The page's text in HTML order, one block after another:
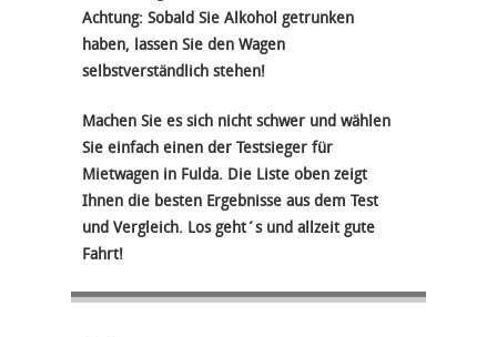
Achtung: Sobald Sie Alkohol getrunken
haben, lassen Sie den Wagen
selbstverständlich stehen!
Machen Sie es sich nicht schwer und wählen
Sie einfach einen der Testsieger für
Mietwagen in Fulda. Die Liste oben zeigt
Ihnen die besten Ergebnisse aus dem Test
und Vergleich. Los geht´s und allzeit gute
Fahrt!